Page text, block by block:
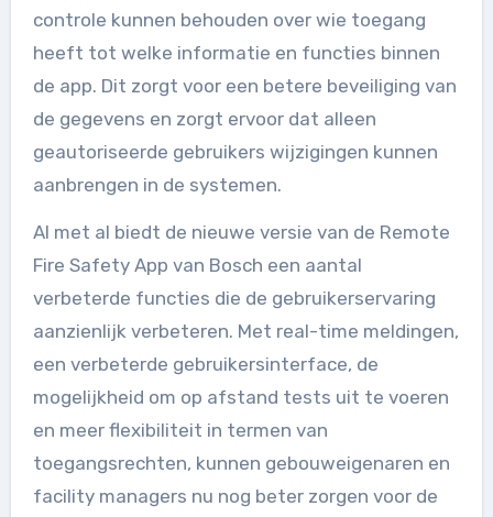
controle kunnen behouden over wie toegang
heeft tot welke informatie en functies binnen
de app. Dit zorgt voor een betere beveiliging van
de gegevens en zorgt ervoor dat alleen
geautoriseerde gebruikers wijzigingen kunnen
aanbrengen in de systemen.
Al met al biedt de nieuwe versie van de Remote
Fire Safety App van Bosch een aantal
verbeterde functies die de gebruikerservaring
aanzienlijk verbeteren. Met real-time meldingen,
een verbeterde gebruikersinterface, de
mogelijkheid om op afstand tests uit te voeren
en meer flexibiliteit in termen van
toegangsrechten, kunnen gebouweigenaren en
facility managers nu nog beter zorgen voor de